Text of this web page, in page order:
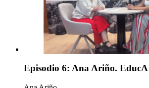
Episodio 6: Ana Ariño.